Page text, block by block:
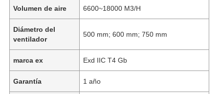
Volumen de aire 6600~18000 M3/H
Diámetro del
ventilador
500 mm; 600 mm; 750 mm
marca ex Exd IIC T4 Gb
Garantía 1 año